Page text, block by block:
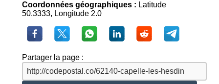
Coordonnées géographiques : Latitude
50.3333, Longitude 2.0
Partager la page :